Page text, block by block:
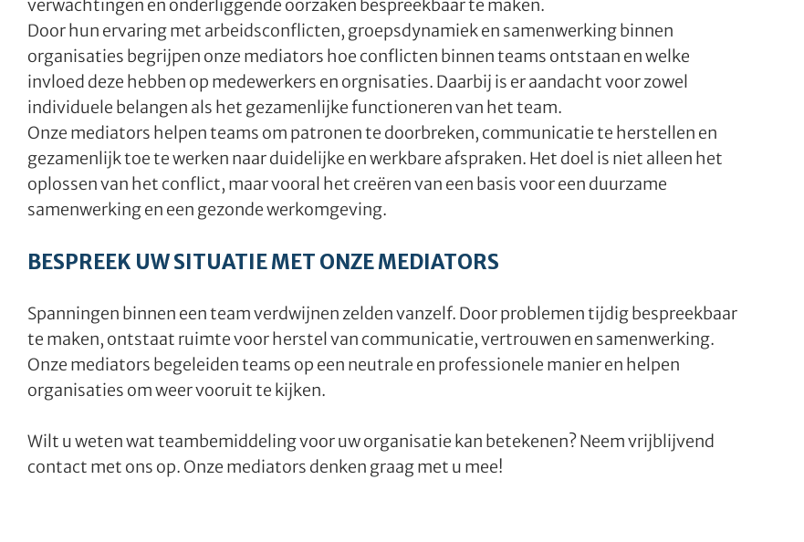
verwachtingen en onderliggende oorzaken bespreekbaar te maken.
Door hun ervaring met arbeidsconflicten, groepsdynamiek en samenwerking binnen
organisaties begrijpen onze mediators hoe conflicten binnen teams ontstaan en welke
invloed deze hebben op medewerkers en orgnisaties. Daarbij is er aandacht voor zowel
individuele belangen als het gezamenlijke functioneren van het team.
Onze mediators helpen teams om patronen te doorbreken, communicatie te herstellen en
gezamenlijk toe te werken naar duidelijke en werkbare afspraken. Het doel is niet alleen het
oplossen van het conflict, maar vooral het creëren van een basis voor een duurzame
samenwerking en een gezonde werkomgeving.
BESPREEK UW SITUATIE MET ONZE MEDIATORS
Spanningen binnen een team verdwijnen zelden vanzelf. Door problemen tijdig bespreekbaar
te maken, ontstaat ruimte voor herstel van communicatie, vertrouwen en samenwerking.
Onze mediators begeleiden teams op een neutrale en professionele manier en helpen
organisaties om weer vooruit te kijken.
Wilt u weten wat teambemiddeling voor uw organisatie kan betekenen? Neem vrijblijvend
contact met ons op. Onze mediators denken graag met u mee!